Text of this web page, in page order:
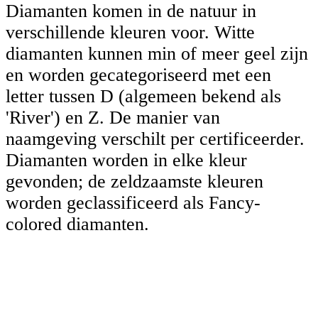
Diamanten komen in de natuur in
verschillende kleuren voor. Witte
diamanten kunnen min of meer geel zijn
en worden gecategoriseerd met een
letter tussen D (algemeen bekend als
'River') en Z. De manier van
naamgeving verschilt per certificeerder.
Diamanten worden in elke kleur
gevonden; de zeldzaamste kleuren
worden geclassificeerd als Fancy-
colored diamanten.